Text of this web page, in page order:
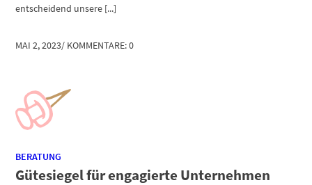
entscheidend unsere [...]
MAI 2, 2023/ KOMMENTARE: 0
BERATUNG
Gütesiegel für engagierte Unternehmen